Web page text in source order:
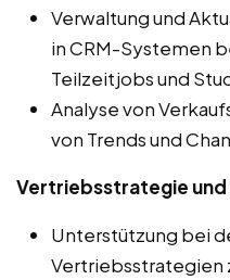
Verwaltung und
in CRM-Systemen
Teilzeitjobs und
Analyse von
von Trends und
Vertriebsstrategie und
Unterstützung bei
Vertriebsstrategien